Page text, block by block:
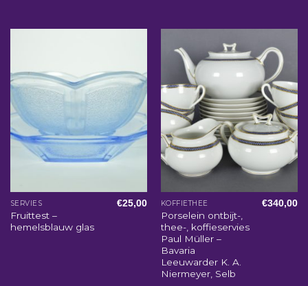
SERVIES
Fruittest –
hemelsblauw glas
€25,00 KOFFIETHEE
Porselein ontbijt-,
thee-, koffieservies
Paul Müller –
Bavaria
Leeuwarder K. A.
Niermeyer, Selb
€340,00